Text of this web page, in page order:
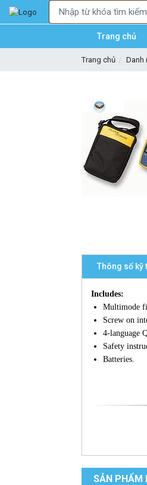
Trang chủ
Trang chủ Danh
Thông số kỹ
Includes:
Multimode
Screw on
4-language
Safety
Batteries.
SẢN PHẨM